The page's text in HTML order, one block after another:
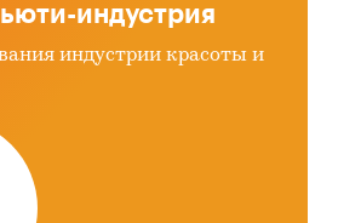
индустрия
индустрии красоты и